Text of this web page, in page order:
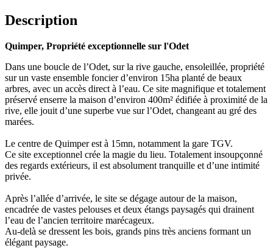
Description
Quimper, Propriété exceptionnelle sur l'Odet
Dans une boucle de l’Odet, sur la rive gauche, ensoleillée, propriété
sur un vaste ensemble foncier d’environ 15ha planté de beaux
arbres, avec un accès direct à l’eau. Ce site magnifique et totalement
préservé enserre la maison d’environ 400m² édifiée à proximité de la
rive, elle jouit d’une superbe vue sur l’Odet, changeant au gré des
marées.
Le centre de Quimper est à 15mn, notamment la gare TGV.
Ce site exceptionnel crée la magie du lieu. Totalement insoupçonné
des regards extérieurs, il est absolument tranquille et d’une intimité
privée.
Après l’allée d’arrivée, le site se dégage autour de la maison,
encadrée de vastes pelouses et deux étangs paysagés qui drainent
l’eau de l’ancien territoire marécageux.
Au-delà se dressent les bois, grands pins très anciens formant un
élégant paysage.